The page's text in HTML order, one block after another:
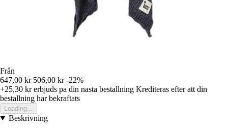
Från
647,00 kr 506,00 kr -22%
+25,30 krerbjuds pa din nasta bestallning Krediteras efter att din
bestallning har bekraftats
Loading...
Beskrivning